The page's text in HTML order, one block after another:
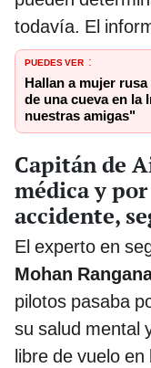
todavía. El
PUEDES VER :
Hallan a mujer
de una cueva en la
nuestras amigas"
Capitán de
médica y
accidente,
El experto en
Mohan
pilotos pasaba
su salud mental
libre de vuelo